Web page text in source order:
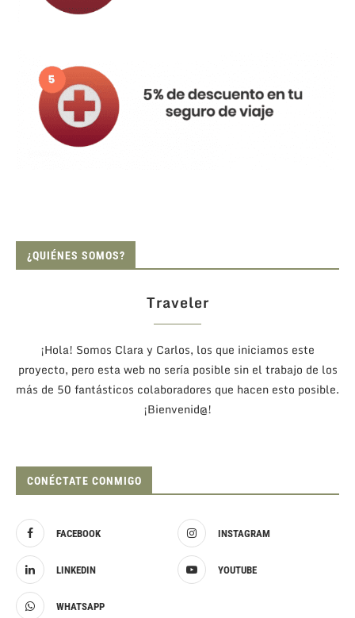
¿QUIÉNES SOMOS?
Traveler
¡Hola! Somos Clara y Carlos, los que iniciamos este
proyecto, pero esta web no sería posible sin el trabajo de los
más de 50 fantásticos colaboradores que hacen esto posible.
¡Bienvenid@!
CONÉCTATE CONMIGO
FACEBOOK INSTAGRAM
LINKEDIN YOUTUBE
WHATSAPP